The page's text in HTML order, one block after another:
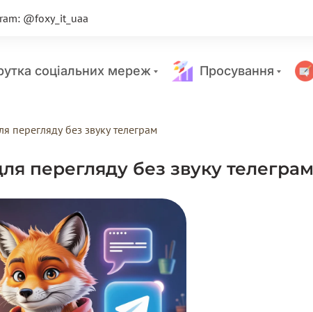
@foxy_it_uaa
соціальних мереж Просування
перегляду без звуку телеграм
перегляду без звуку телеграм